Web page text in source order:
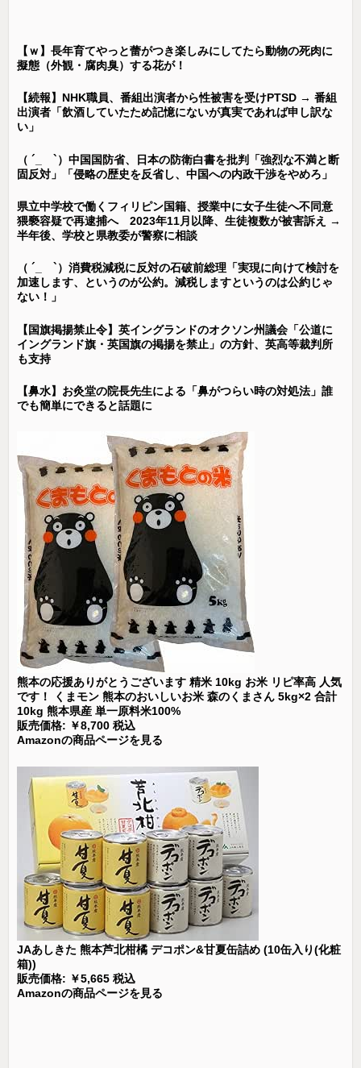
【ｗ】長年育てやっと蕾がつき楽しみにしてたら動物の死肉に
擬態（外観・腐肉臭）する花が！
【続報】NHK職員、番組出演者から性被害を受けPTSD → 番組
出演者「飲酒していたため記憶にないが真実であれば申し訳な
い」
（ ´_ゝ`）中国国防省、日本の防衛白書を批判「強烈な不満と断
固反対」「侵略の歴史を反省し、中国への内政干渉をやめろ」
県立中学校で働くフィリピン国籍、授業中に女子生徒へ不同意
猥褻容疑で再逮捕へ 2023年11月以降、生徒複数が被害訴え →
半年後、学校と県教委が警察に相談
（ ´_ゝ`）消費税減税に反対の石破前総理「実現に向けて検討を
加速します、というのが公約。減税しますというのは公約じゃ
ない！」
【国旗掲揚禁止令】英イングランドのオクソン州議会「公道に
イングランド旗・英国旗の掲揚を禁止」の方針、英高等裁判所
も支持
【鼻水】お灸堂の院長先生による「鼻がつらい時の対処法」誰
でも簡単にできると話題に
熊本の応援ありがとうございます 精米 10kg お米 リピ率高 人気
です！ くまモン 熊本のおいしいお米 森のくまさん 5kg×2 合計
10kg 熊本県産 単一原料米100%
販売価格: ￥8,700 税込
Amazonの商品ページを見る
JAあしきた 熊本芦北柑橘 デコポン&甘夏缶詰め (10缶入り(化粧
箱))
販売価格: ￥5,665 税込
Amazonの商品ページを見る